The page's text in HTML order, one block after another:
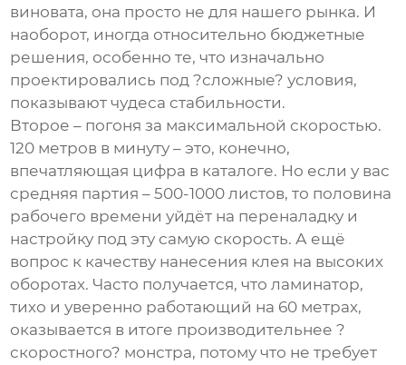
виновата, она просто не для нашего рынка. И
наоборот, иногда относительно бюджетные
решения, особенно те, что изначально
проектировались под ?сложные? условия,
показывают чудеса стабильности.
Второе – погоня за максимальной скоростью.
120 метров в минуту – это, конечно,
впечатляющая цифра в каталоге. Но если у вас
средняя партия – 500-1000 листов, то половина
рабочего времени уйдёт на переналадку и
настройку под эту самую скорость. А ещё
вопрос к качеству нанесения клея на высоких
оборотах. Часто получается, чтоламинатор,
тихо и уверенно работающий на 60 метрах,
оказывается в итоге производительнее ?
скоростного? монстра, потому что не требует